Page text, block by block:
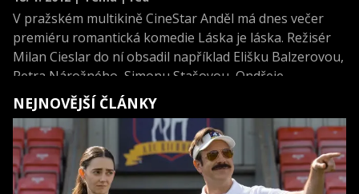
V pražském multikině CineStar Anděl má dnes večer
premiéru romantická komedie Láska je láska. Režisér
Milan Cieslar do ní obsadil například Elišku Balzerovou,
Petra Nárožného, Simonu Stašovou, Ondřeje
Vetchého, Anetu Krejčíkovou a Macieje Cymorka.
NEJNOVĚJŠÍ ČLÁNKY